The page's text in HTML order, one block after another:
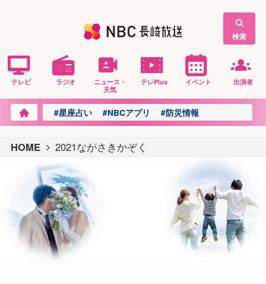
検索
テレビ ラジオ
ニュース・
天気
テレPlus イベント 出演者
#星座占い #NBCアプリ #防災情報
HOME 2021ながさきかぞく